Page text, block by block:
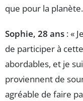
que pour la
Sophie, 28 ans : «
de participer à
abordables, et je
proviennent de
agréable de faire